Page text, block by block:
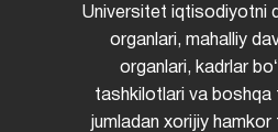
Universitet iqtisodiyotni
organlari, mahalliy
organlari, kadrlar
tashkilotlari va boshqa
jumladan xorijiy